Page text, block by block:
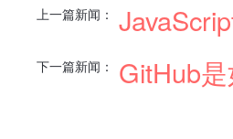
上一篇新闻：
下一篇新闻： GitHub